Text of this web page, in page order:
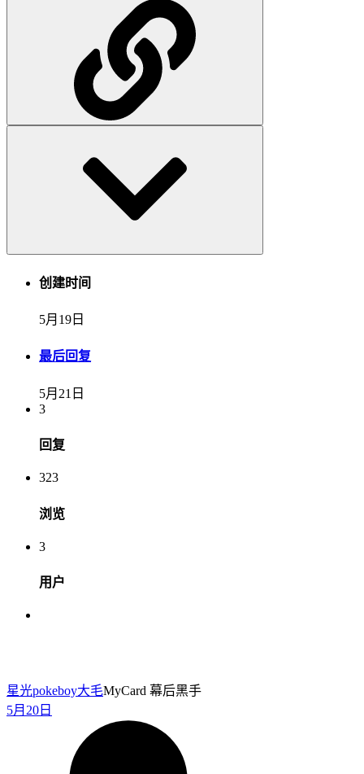
创建时间
5月19日
最后回复
5月21日
3
回复
323
浏览
3
用户
星光pokeboy大毛MyCard 幕后黑手
5月20日